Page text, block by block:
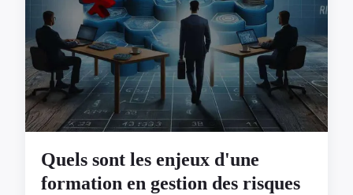
Quels sont les enjeux d'une
formation en gestion des risques